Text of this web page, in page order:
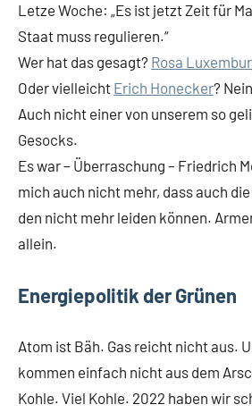
Letze Woche: „Es ist jetzt Zeit für
Staat muss regulieren.“
Wer hat das gesagt? Rosa
Oder vielleicht Erich Honecker?
Auch nicht einer von unserem so
Gesocks.
Es war – Überraschung – Friedrich
mich auch nicht mehr, dass auch
den nicht mehr leiden können.
allein.
Energiepolitik der Grünen
Atom ist Bäh. Gas reicht nicht aus.
kommen einfach nicht aus dem
Kohle. Viel Kohle. 2022 haben wir